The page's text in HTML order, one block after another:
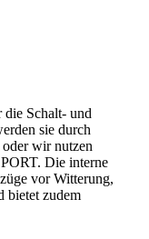
die Schalt- und
sie durch
wir nutzen
Die interne
vor Witterung,
bietet zudem